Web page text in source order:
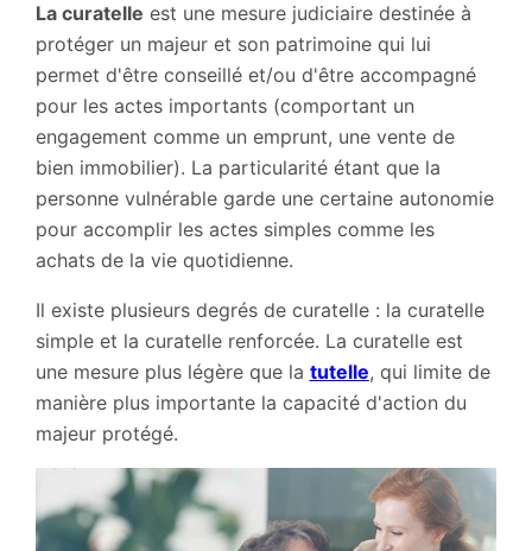
La curatelle est une mesure judiciaire destinée à
protéger un majeur et son patrimoine qui lui
permet d'être conseillé et/ou d'être accompagné
pour les actes importants (comportant un
engagement comme un emprunt, une vente de
bien immobilier). La particularité étant que la
personne vulnérable garde une certaine autonomie
pour accomplir les actes simples comme les
achats de la vie quotidienne.
Il existe plusieurs degrés de curatelle : la curatelle
simple et la curatelle renforcée. La curatelle est
une mesure plus légère que la tutelle, qui limite de
manière plus importante la capacité d'action du
majeur protégé.